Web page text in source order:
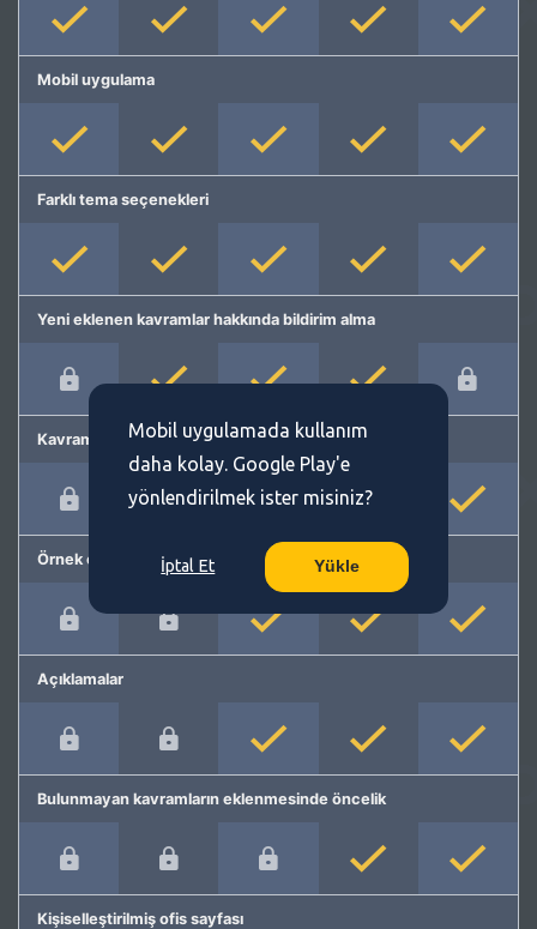
Mobil uygulama
Farklı tema seçenekleri
Yeni eklenen kavramlar hakkında bildirim alma
Kavram önerme
Örnek cümleler
Açıklamalar
Bulunmayan kavramların eklenmesinde öncelik
Kişiselleştirilmiş ofis sayfası
Mobil uygulamada kullanım
daha kolay. Google Play'e
yönlendirilmek ister misiniz?
İptal Et Yükle